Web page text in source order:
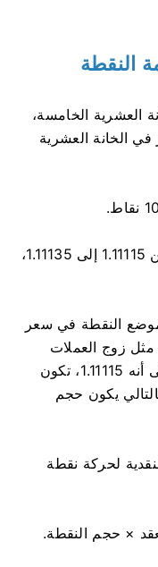
النقطة
العشرية الخامسة،
الخانة العشرية
على سبيل المثال، إذا تحرك السعر من 1.11115 إلى 1.11135،
النقطة في سعر
مثل زوج العملات
EURUSD، حيث يتم عرض السعر على أنه 1.11115، تكون
يكون حجم
لحركة نقطة
× حجم النقطة.